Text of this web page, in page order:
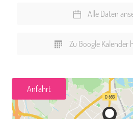
Alle Daten
Zu Google Kalender
Anfahrt